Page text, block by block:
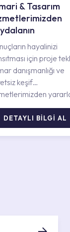
& Tasarım
hayalinizi
için proje
danışmanlığı ve
keşif
DETAYLI BİLGİ AL